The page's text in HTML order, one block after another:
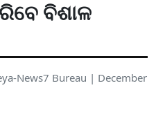
ବିଶାଳ
News7 Bureau | December